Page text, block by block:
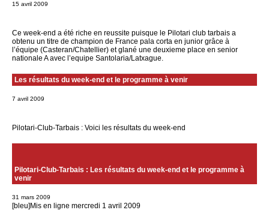
15 avril 2009
Ce week-end a été riche en reussite puisque le Pilotari club tarbais a
obtenu un titre de champion de France pala corta en junior grâce à
l’équipe (Casteran/Chatellier) et glané une deuxieme place en senior
nationale A avec l’equipe Santolaria/Latxague.
Les résultats du week-end et le programme à venir
7 avril 2009
Pilotari-Club-Tarbais : Voici les résultats du week-end
Pilotari-Club-Tarbais : Les résultats du week-end et le programme à
venir
31 mars 2009
[bleu]Mis en ligne mercredi 1 avril 2009